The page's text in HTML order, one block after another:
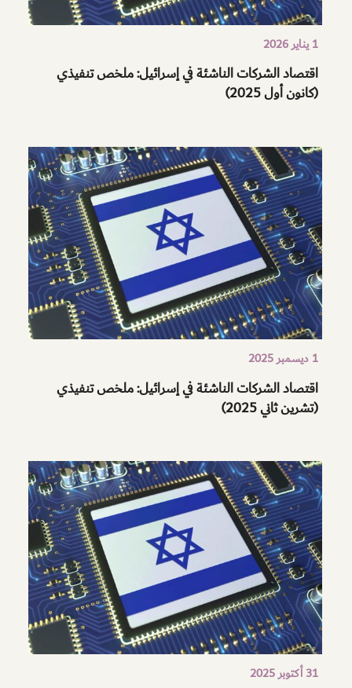
1 يناير 2026
اقتصاد الشركات الناشئة في إسرائيل: ملخص تنفيذي
(كانون أول 2025)
1 ديسمبر 2025
اقتصاد الشركات الناشئة في إسرائيل: ملخص تنفيذي
(تشرين ثاني 2025)
31 أكتوبر 2025